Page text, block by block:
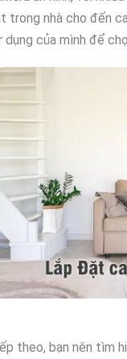
trong nhà cho đến
dụng của mình để
theo, bạn nên tìm